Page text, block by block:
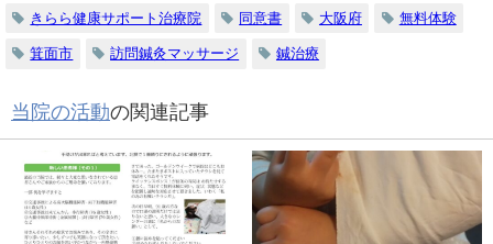
きらら健康サポート治療院 同意書 大阪府 無料体験
箕面市 訪問鍼灸マッサージ 鍼治療
当院の活動の関連記事